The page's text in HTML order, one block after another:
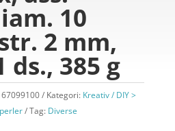
10
2 mm,
ds., 385 g
Kategori: Kreativ / DIY >
Tag: Diverse